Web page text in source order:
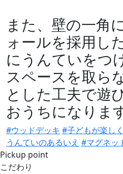
また、壁の一角
ォールを採用し
にうんていをつ
スペースを取ら
とした工夫で遊
おうちになりま
#ウッドデッキ #子どもが楽し
うんていのあるいえ #マグネッ
Pickup point
こだわり